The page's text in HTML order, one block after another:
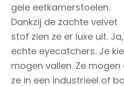
gele eetkamerstoelen.
Dankzij de zachte velvet
stof zien ze er luxe uit.
echte eyecatchers. Je
mogen vallen. Ze
ze in een industrieel of